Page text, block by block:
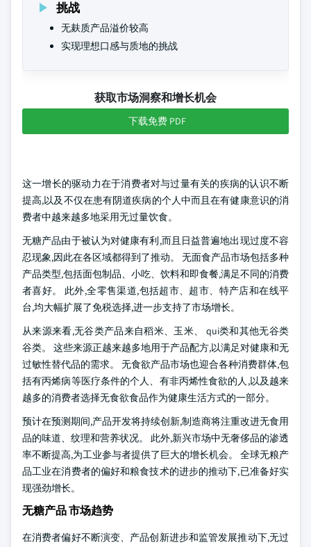
挑战
无麸质产品溢价较高
实现理想口感与质地的挑战
获取市场洞察和增长机会
下载免费 PDF
这一增长的驱动力在于消费者对与过量有关的疾病的认识不断
提高,以及不仅在患有阴道疾病的个人中而且在有健康意识的消
费者中越来越多地采用无过量饮食。
无糖产品由于被认为对健康有利,而且日益普遍地出现过度不容
忍现象,因此在各区域都得到了推动。 无面食产品市场包括多种
产品类型,包括面包制品、小吃、饮料和即食餐,满足不同的消费
者喜好。 此外,全零售渠道,包括超市、超市、特产店和在线平
台,均大幅扩展了免税选择,进一步支持了市场增长。
从来源来看,无谷类产品来自稻米、玉米、 qui类和其他无谷类
谷类。 这些来源正越来越多地用于产品配方,以满足对健康和无
过敏性替代品的需求。 无食欲产品市场也迎合各种消费群体,包
括有丙烯病等医疗条件的个人、有非丙烯性食欲的人,以及越来
越多的消费者选择无食欲食品作为健康生活方式的一部分。
预计在预测期间,产品开发将持续创新,制造商将注重改进无食用
品的味道、纹理和营养状况。 此外,新兴市场中无奢侈品的渗透
率不断提高,为工业参与者提供了巨大的增长机会。 全球无粮产
品工业在消费者的偏好和粮食技术的进步的推动下,已准备好实
现强劲增长。
无糖产品 市场趋势
在消费者偏好不断演变、产品创新进步和监管发展推动下,无过